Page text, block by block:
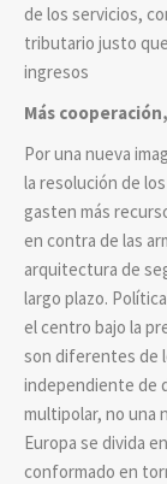
de los servicios,
tributario justo
ingresos
Más
Por una nueva
la resolución de
gasten más
en contra de las
arquitectura de
largo plazo.
el centro bajo la
son diferentes de
independiente de
multipolar, no una
Europa se divida
conformado en